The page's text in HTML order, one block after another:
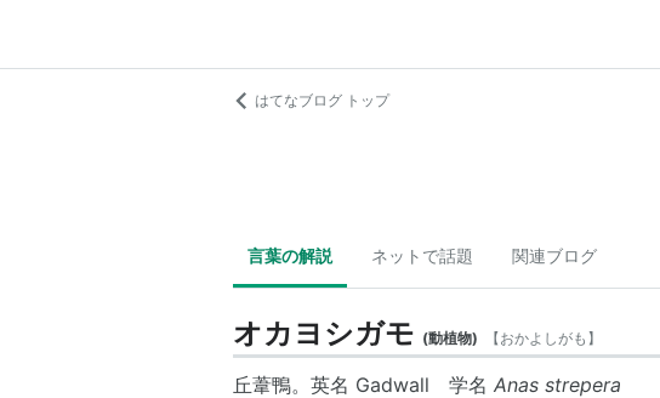
はてなブログ トップ
言葉の解説 ネットで話題 関連ブログ
オカヨシガモ (動植物) 【おかよしがも 】
丘葦鴨。英名 Gadwall 学名 Anas strepera